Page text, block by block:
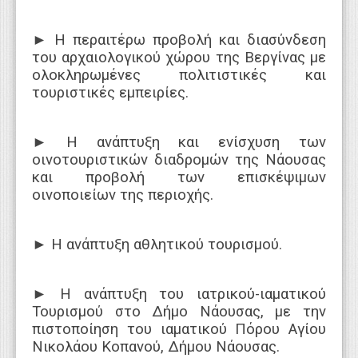
►
Η περαιτέρω προβολή και διασύνδεση
του αρχαιολογικού χώρου της Βεργίνας με
ολοκληρωμένες πολιτιστικές και
τουριστικές εμπειρίες.
►
Η ανάπτυξη και ενίσχυση των
οινοτουριστικών διαδρομών της Νάουσας
και προβολή των επισκέψιμων
οινοποιείων της περιοχής.
► Η ανάπτυξη αθλητικού τουρισμού.
►
Η ανάπτυξη του ιατρικού-ιαματικού
Τουρισμού στο Δήμο Νάουσας, με την
πιστοποίηση του ιαματικού Πόρου Αγίου
Νικολάου Κοπανού, Δήμου Νάουσας.